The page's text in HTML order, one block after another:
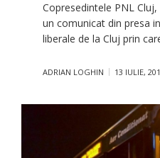
Copresedintele PNL
un comunicat din presa
liberale de la Cluj prin
ADRIAN LOGHIN 13 IULIE,